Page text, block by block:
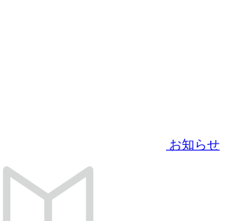
お知らせ